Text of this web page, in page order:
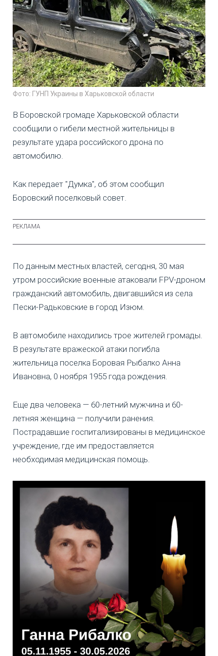
Фото: ГУНП Украины в Харьковской области
В Боровской громаде Харьковской области
сообщили о гибели местной жительницы в
результате удара российского дрона по
автомобилю.
Как передает "Думка", об этом сообщил
Боровский поселковый совет.
По данным местных властей, сегодня, 30 мая
утром российские военные атаковали FPV-дроном
гражданский автомобиль, двигавшийся из села
Пески-Радьковские в город Изюм.
В автомобиле находились трое жителей громады.
В результате вражеской атаки погибла
жительница поселка Боровая Рыбалко Анна
Ивановна, 0 ноября 1955 года рождения.
Еще два человека — 60-летний мужчина и 60-
летняя женщина — получили ранения.
Пострадавшие госпитализированы в медицинское
учреждение, где им предоставляется
необходимая медицинская помощь.